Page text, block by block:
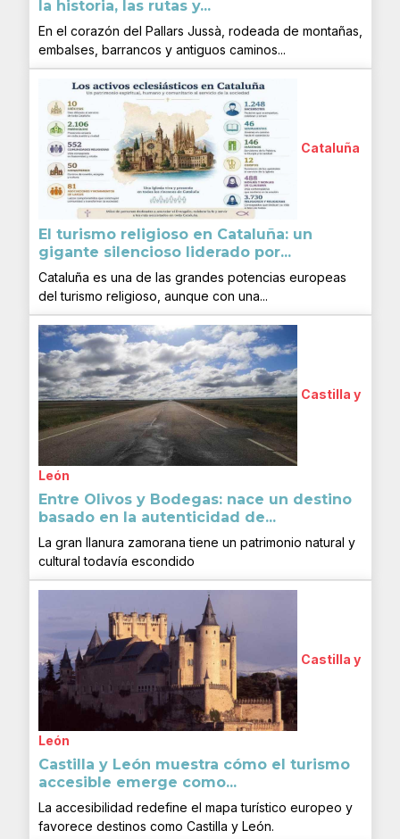
la historia, las rutas y...
En el corazón del Pallars Jussà, rodeada de montañas,
embalses, barrancos y antiguos caminos...
Cataluña
El turismo religioso en Cataluña: un
gigante silencioso liderado por...
Cataluña es una de las grandes potencias europeas
del turismo religioso, aunque con una...
Castilla y
León
Entre Olivos y Bodegas: nace un destino
basado en la autenticidad de...
La gran llanura zamorana tiene un patrimonio natural y
cultural todavía escondido
Castilla y
León
Castilla y León muestra cómo el turismo
accesible emerge como...
La accesibilidad redefine el mapa turístico europeo y
favorece destinos como Castilla y León.